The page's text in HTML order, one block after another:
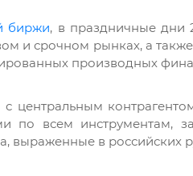
биржи, в праздничные дни
и срочном рынках, а
производных
с центральным
по всем
выраженные в российских